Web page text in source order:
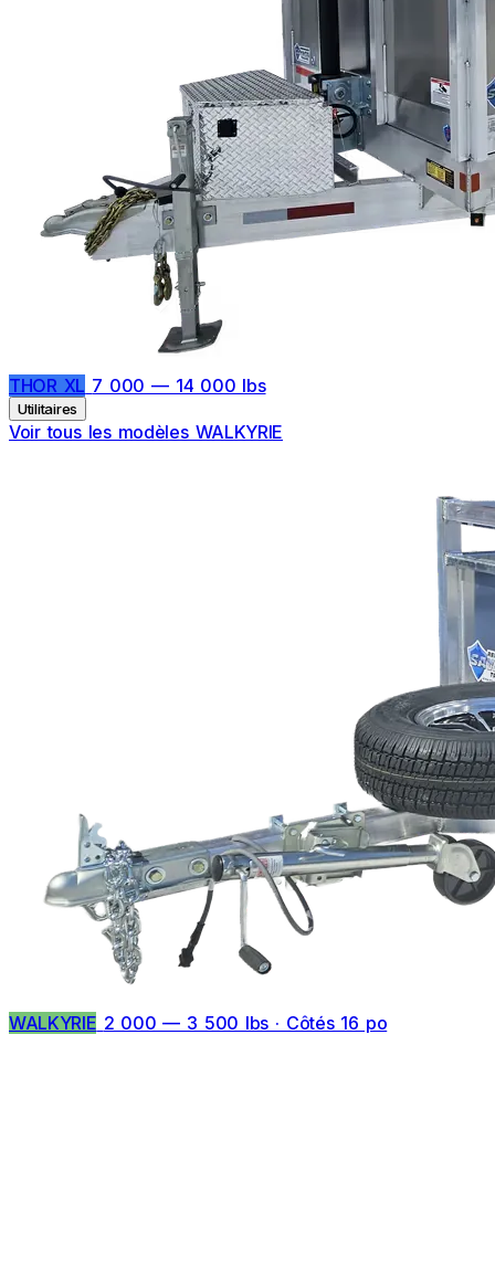
THOR XL 7 000 — 14 000 lbs
Utilitaires
Voir tous les modèles WALKYRIE
WALKYRIE 2 000 — 3 500 lbs · Côtés 16 po